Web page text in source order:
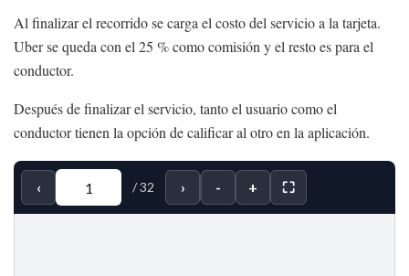
Al finalizar el recorrido se carga el costo del servicio a la tarjeta.
Uber se queda con el 25 % como comisión y el resto es para el
conductor.
Después de finalizar el servicio, tanto el usuario como el
conductor tienen la opción de calificar al otro en la aplicación.
‹ /32 › - + ⛶